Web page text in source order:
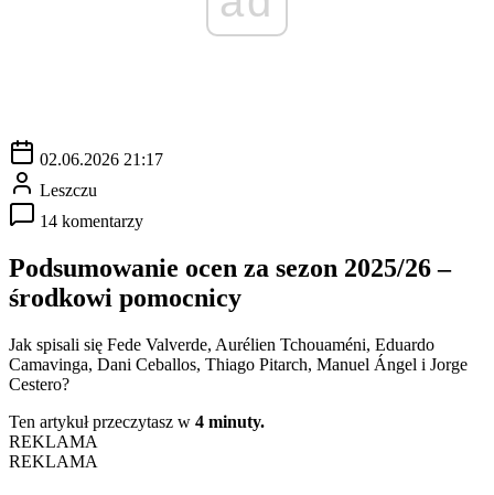
02.06.2026 21:17
Leszczu
14 komentarzy
Podsumowanie ocen za sezon 2025/26 –
środkowi pomocnicy
Jak spisali się Fede Valverde, Aurélien Tchouaméni, Eduardo
Camavinga, Dani Ceballos, Thiago Pitarch, Manuel Ángel i Jorge
Cestero?
Ten artykuł przeczytasz w 4 minuty.
REKLAMA
REKLAMA